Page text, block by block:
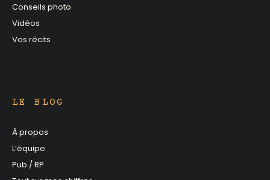
Conseils photo
Vidéos
Vos récits
LE BLOG
À propos
L’équipe
Pub / RP